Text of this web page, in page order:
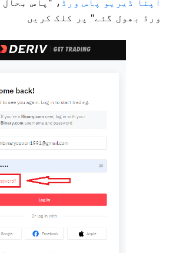
اپنا ڈیریو پاس ورڈ بحال، "پاس
ورڈ بھول گئے" پر کلک کریں